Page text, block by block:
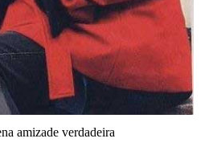
amizade verdadeira